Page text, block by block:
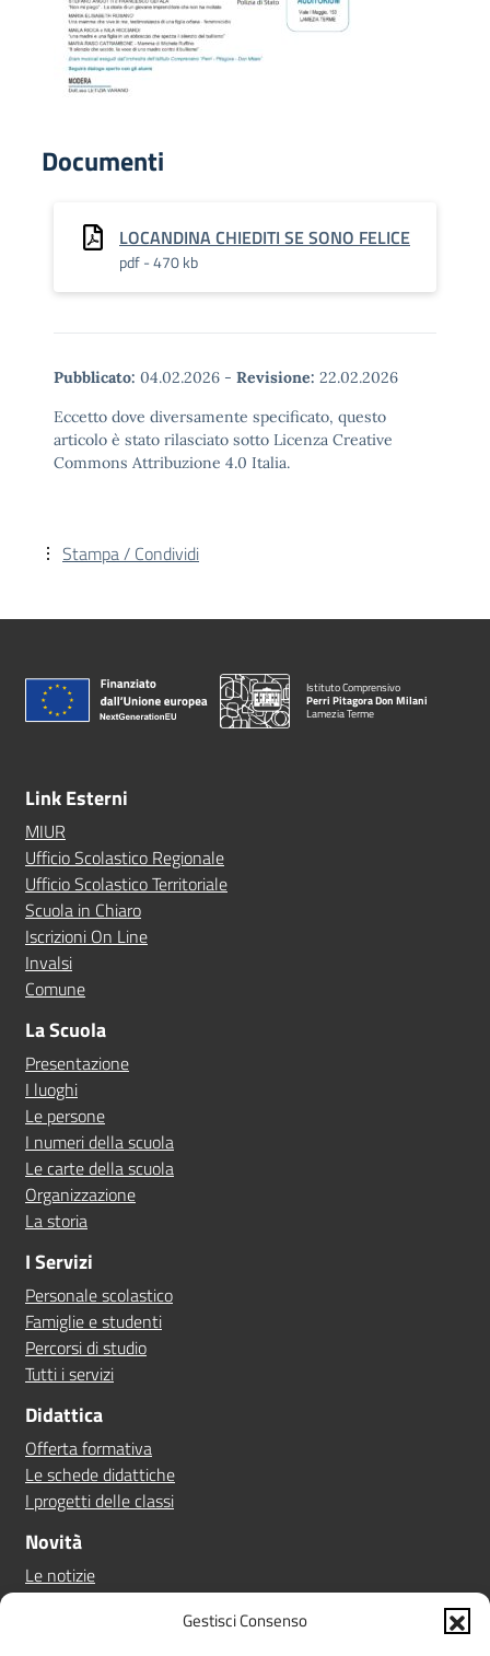
Gestisci Consenso
Documenti
LOCANDINA CHIEDITI SE SONO FELICE
pdf - 470 kb
Pubblicato: 04.02.2026 - Revisione: 22.02.2026
Eccetto dove diversamente specificato, questo
articolo è stato rilasciato sotto Licenza Creative
Commons Attribuzione 4.0 Italia.
Stampa / Condividi
Istituto Comprensivo
Perri Pitagora Don Milani
Lamezia Terme
Link Esterni
MIUR
Ufficio Scolastico Regionale
Ufficio Scolastico Territoriale
Scuola in Chiaro
Iscrizioni On Line
Invalsi
Comune
La Scuola
Presentazione
I luoghi
Le persone
I numeri della scuola
Le carte della scuola
Organizzazione
La storia
I Servizi
Personale scolastico
Famiglie e studenti
Percorsi di studio
Tutti i servizi
Didattica
Offerta formativa
Le schede didattiche
I progetti delle classi
Novità
Le notizie
Le circolari